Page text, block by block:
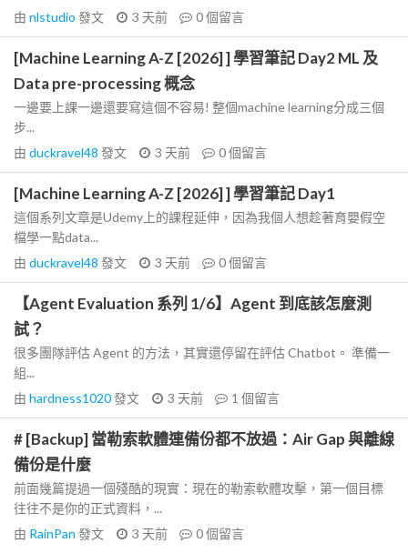
由 nlstudio 發文 3 天前 0個留言
[Machine Learning A-Z [2026] ] 學習筆記 Day2 ML 及
Data pre-processing 概念
一邊要上課一邊還要寫這個不容易! 整個machine learning分成三個
步...
由 duckravel48 發文 3 天前 0個留言
[Machine Learning A-Z [2026] ] 學習筆記 Day1
這個系列文章是Udemy上的課程延伸，因為我個人想趁著育嬰假空
檔學一點data...
由 duckravel48 發文 3 天前 0個留言
【Agent Evaluation 系列 1/6】Agent 到底該怎麼測
試？
很多團隊評估 Agent 的方法，其實還停留在評估 Chatbot。 準備一
組...
由 hardness1020發文 3 天前 1 個留言
# [Backup] 當勒索軟體連備份都不放過：Air Gap 與離線
備份是什麼
前面幾篇提過一個殘酷的現實：現在的勒索軟體攻擊，第一個目標
往往不是你的正式資料，...
由 RainPan 發文 3 天前 0個留言